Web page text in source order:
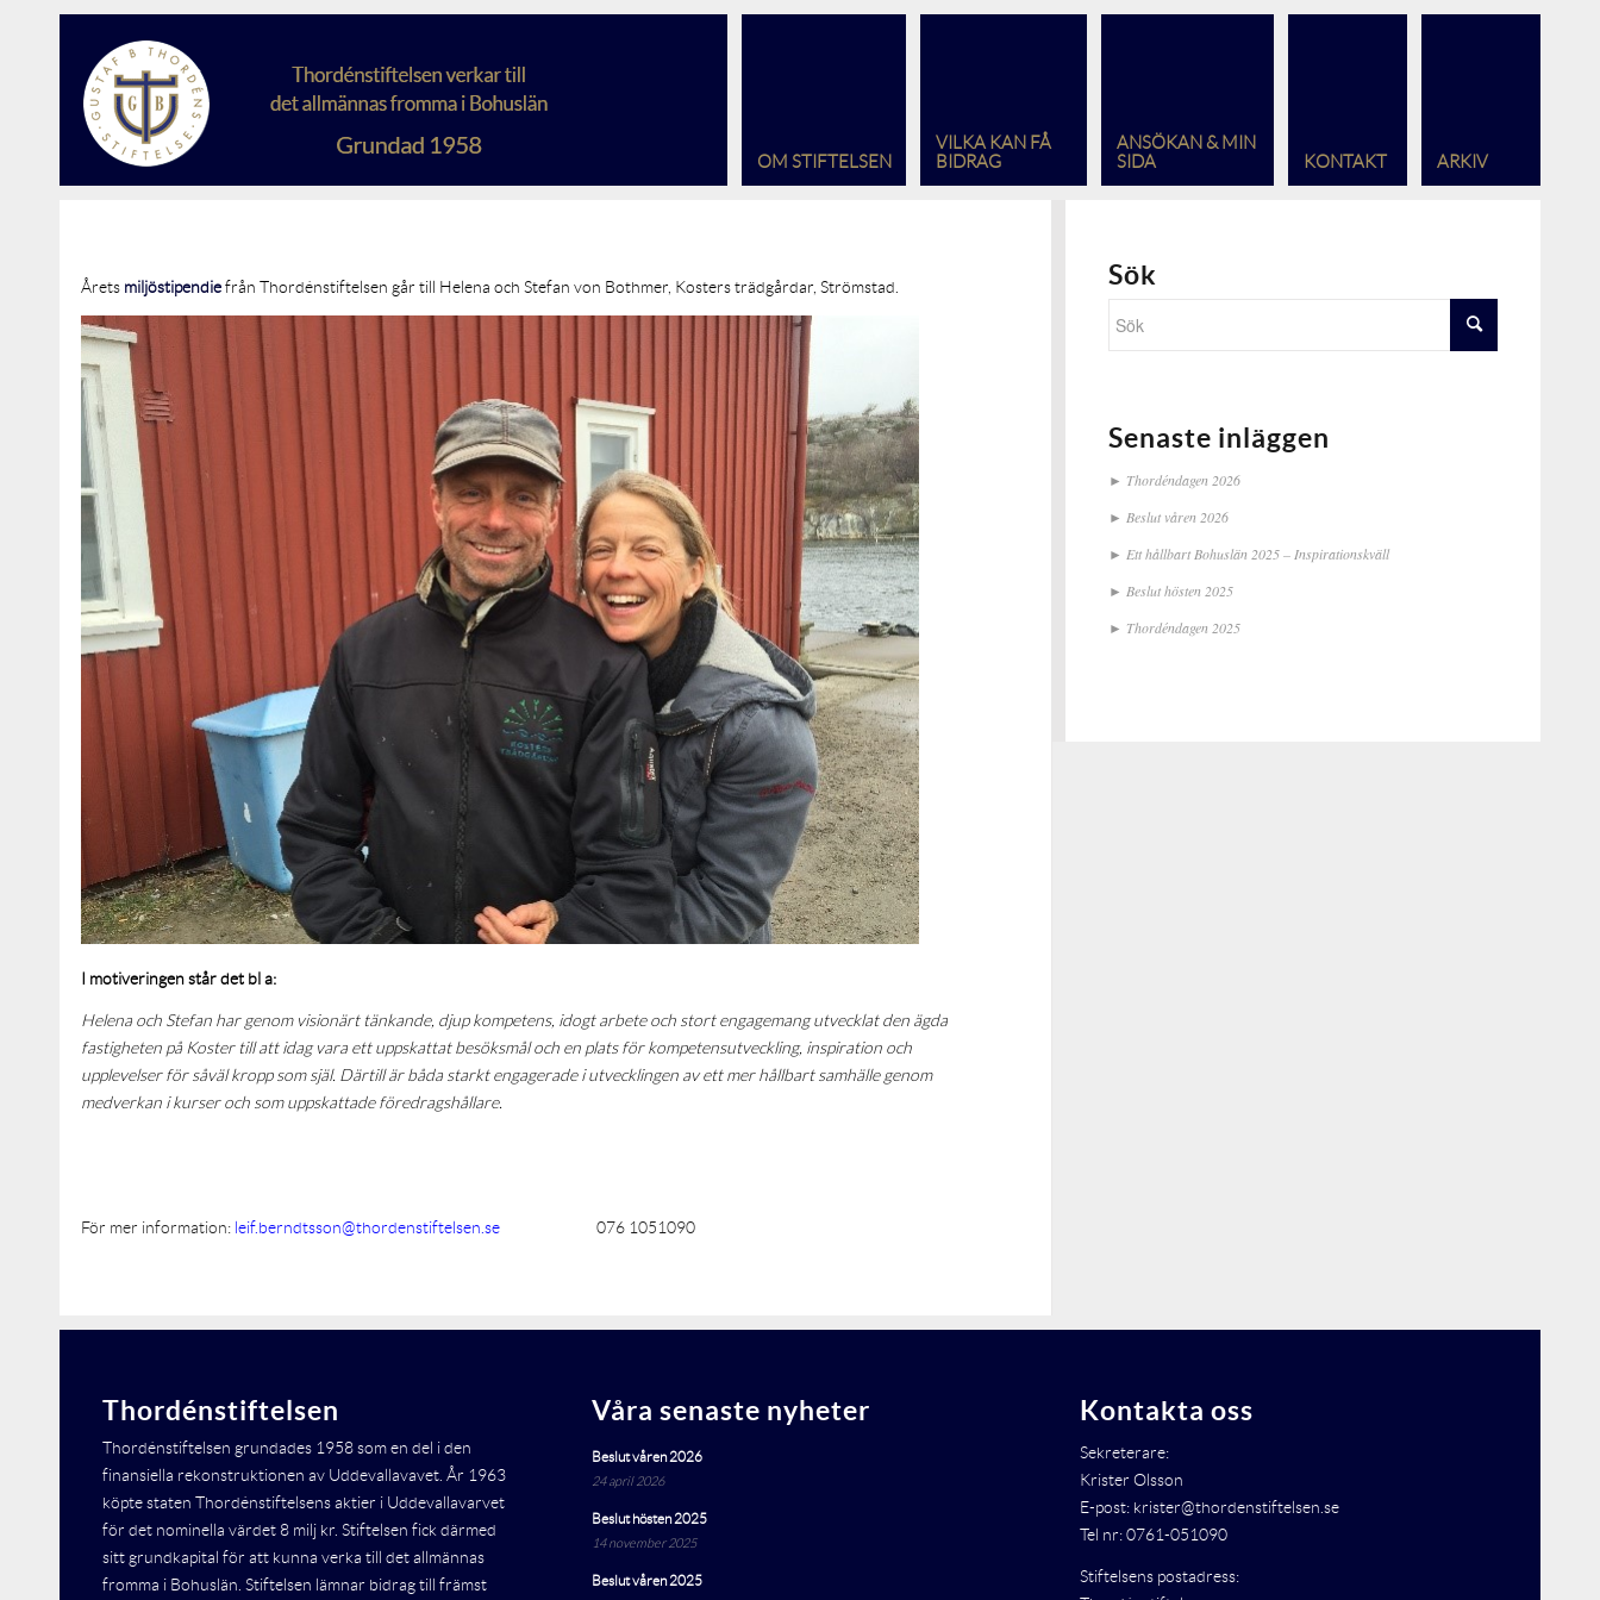
OM STIFTELSEN
VILKA KAN FÅ
BIDRAG
ANSÖKAN & MIN
SIDA
KONTAKT ARKIV
Årets miljöstipendiefrån Thordénstiftelsen går till Helena och Stefan von Bothmer, Kosters trädgårdar, Strömstad.
I motiveringen står det bl a:
Helena och Stefan har genom visionärt tänkande, djup kompetens, idogt arbete och stort engagemang utvecklat den ägda
fastigheten på Koster till att idag vara ett uppskattat besöksmål och en plats för kompetensutveckling, inspiration och
upplevelser för såväl kropp som själ. Därtill är båda starkt engagerade i utvecklingen av ett mer hållbart samhälle genom
medverkan i kurser och som uppskattade föredragshållare.
För mer information: leif.berndtsson@thordenstiftelsen.se 076 1051090
Sök
Senaste inläggen
Thordéndagen 2026
Beslut våren 2026
Ett hållbart Bohuslän 2025 – Inspirationskväll
Beslut hösten 2025
Thordéndagen 2025
Thordénstiftelsen
Thordénstiftelsen grundades 1958 som en del i den
finansiella rekonstruktionen av Uddevallavavet. År 1963
köpte staten Thordénstiftelsens aktier i Uddevallavarvet
för det nominella värdet 8 milj kr. Stiftelsen fick därmed
sitt grundkapital för att kunna verka till det allmännas
fromma i Bohuslän. Stiftelsen lämnar bidrag till främst
Våra senaste nyheter
Beslut våren 2026
24 april 2026
Beslut hösten 2025
14 november 2025
Beslut våren 2025
Kontakta oss
Sekreterare:
Krister Olsson
E-post: krister@thordenstiftelsen.se
Tel nr: 0761-051090
Stiftelsens postadress: